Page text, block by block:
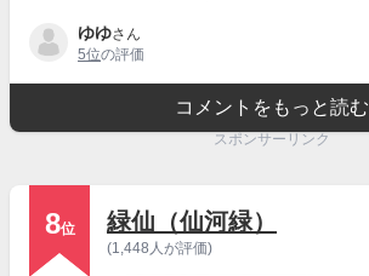
ゆゆさん
5位の評価
コメントをもっと読む
スポンサーリンク
8位 緑仙（仙河緑）
(1,448人が評価)